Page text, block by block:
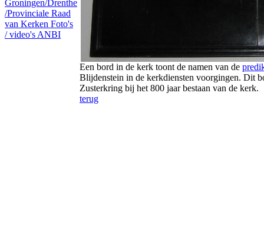
Groningen/Drenthe
/Provinciale Raad
van Kerken Foto's
/ video's ANBI
Een bord in de kerk toont de namen van de
Blijdenstein in de kerkdiensten voorgingen. Dit
Zusterkring bij het 800 jaar bestaan van de kerk.
terug